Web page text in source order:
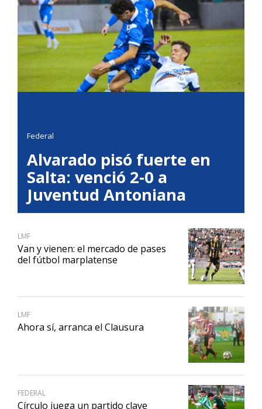
Federal
Alvarado pisó fuerte en
Salta: venció 2-0 a
Juventud Antoniana
LMF
Van y vienen: el mercado de pases
del fútbol marplatense
LMF
Ahora sí, arranca el Clausura
FEDERAL
Círculo juega un partido clave